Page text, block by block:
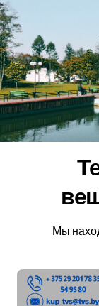
Перейти
к
содержанию
Мы